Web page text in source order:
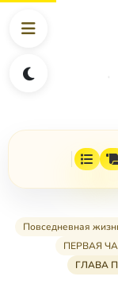
Повседневная
ПЕРВАЯ
ГЛАВА